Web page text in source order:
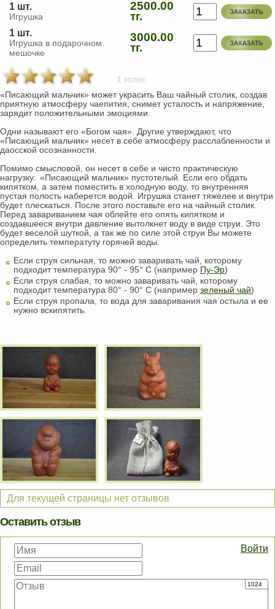
1 шт.
Игрушка
2500.00
тг.
1 шт.
Игрушка в подарочном
мешочке
3000.00
тг.
1 голос
«Писающий мальчик» может украсить Ваш чайный столик, создав
приятную атмосферу чаепития, снимет усталость и напряжение,
зарядит положительными эмоциями.
Одни называют его «Богом чая». Другие утверждают, что
«Писающий мальчик» несет в себе атмосферу расслабленности и
даосской осознанности.
Помимо смысловой, он несет в себе и чисто практическую
нагрузку: «Писающий мальчик» пустотелый. Если его обдать
кипятком, а затем поместить в холодную воду, то внутренняя
пустая полость наберется водой. Игрушка станет тяжелее и внутри
будет плескаться. После этого поставьте его на чайный столик.
Перед завариванием чая облейте его опять кипятком и
создавшееся внутри давление вытолкнет воду в виде струи. Это
будет веселой шуткой, а так же по силе этой струи Вы можете
определить температуту горячей воды:
Если струя сильная, то можно заваривать чай, которому
подходит температура 90° - 95° C (например Пу-Эр)
Если струя слабая, то можно заваривать чай, которому
подходит температура 80° - 90° C (например зеленый чай)
Если струя пропала, то вода для заваривания чая остыла и ее
нужно вскипятить.
Для текущей страницы нет отзывов
Оставить отзыв
Войти